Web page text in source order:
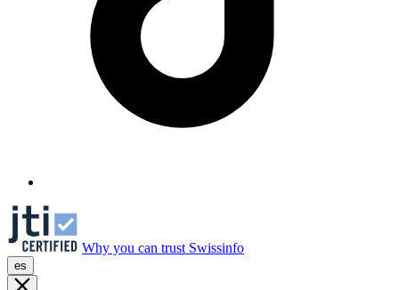
Why you can trust Swissinfo
es